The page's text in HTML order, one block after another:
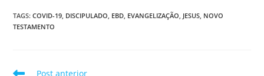
TAGS:COVID-19 DISCIPULADO EBD EVANGELIZAÇÃO JESUS NOVO
TESTAMENTO
Post anterior